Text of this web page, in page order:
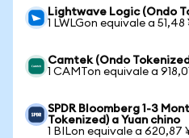
Lightwave Logic (Ondo
1 LWLGon equivale a 51,48
Camtek (Ondo
1 CAMTon equivale a
SPDR Bloomberg 1-3
Tokenized) a Yuan chino
1 BILon equivale a 620,87